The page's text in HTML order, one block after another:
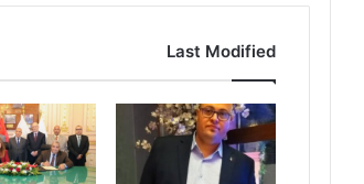
Last Modified